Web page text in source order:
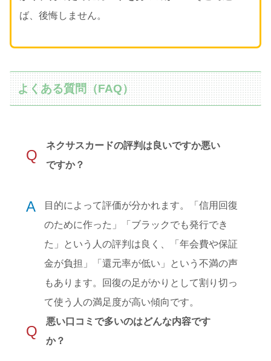
ば、後悔しません。
よくある質問（FAQ）
Q
ネクサスカードの評判は良いですか悪い
ですか？
A
目的によって評価が分かれます。「信用回復
のために作った」「ブラックでも発行でき
た」という人の評判は良く、「年会費や保証
金が負担」「還元率が低い」という不満の声
もあります。回復の足がかりとして割り切っ
て使う人の満足度が高い傾向です。
Q
悪い口コミで多いのはどんな内容です
か？